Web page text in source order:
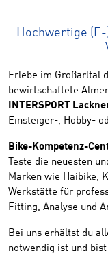
Hochwertige
Erlebe im Großarltal
bewirtschaftete
INTERSPORT
Einsteiger-, Hobby-
Bike-Kompetenz-
Teste die neuesten
Marken wie Haibike,
Werkstätte für
Fitting, Analyse und
Bei uns erhältst du
notwendig ist und